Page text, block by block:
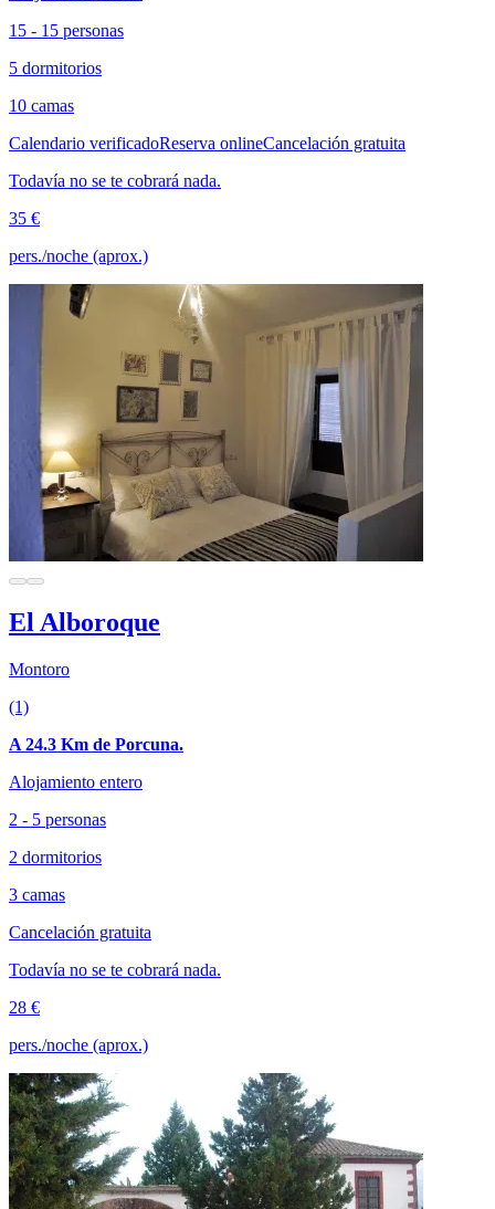
15 - 15 personas
5 dormitorios
10 camas
Calendario verificadoReserva onlineCancelación gratuita
Todavía no se te cobrará nada.
35 €
pers./noche (aprox.)
El Alboroque
Montoro
(1)
A 24.3 Km de Porcuna.
Alojamiento entero
2 - 5 personas
2 dormitorios
3 camas
Cancelación gratuita
Todavía no se te cobrará nada.
28 €
pers./noche (aprox.)